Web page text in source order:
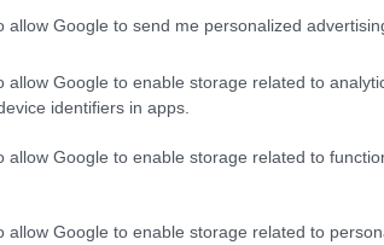
allow Google to send me personalized
allow Google to enable storage related to
identifiers in apps.
allow Google to enable storage related to
allow Google to enable storage related to